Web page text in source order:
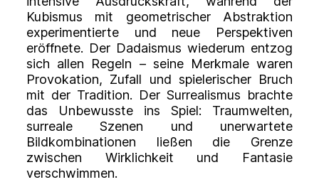
Kubismus mit geometrischer Abstraktion
experimentierte und neue Perspektiven
eröffnete. Der Dadaismus wiederum entzog
sich allen Regeln – seine Merkmale waren
Provokation, Zufall und spielerischer Bruch
mit der Tradition. Der Surrealismus brachte
das Unbewusste ins Spiel: Traumwelten,
surreale Szenen und unerwartete
Bildkombinationen ließen die Grenze
zwischen Wirklichkeit und Fantasie
verschwimmen.